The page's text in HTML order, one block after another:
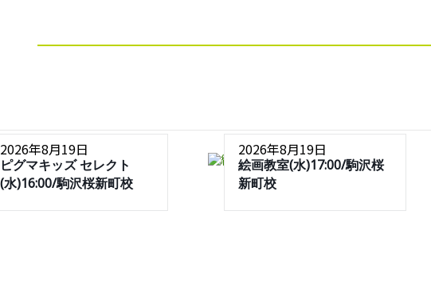
2026年8月19日
ピグマキッズ セレクト
(水)16:00/駒沢桜新町校
2026年8月19日
絵画教室(水)17:00/駒沢桜
新町校